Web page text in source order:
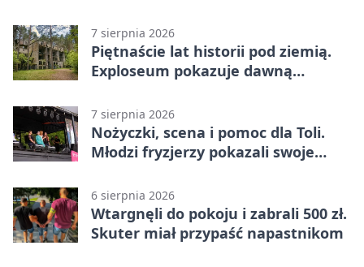
7 sierpnia 2026
Piętnaście lat historii pod ziemią.
Exploseum pokazuje dawną
7 sierpnia 2026
Nożyczki, scena i pomoc dla Toli.
Młodzi fryzjerzy pokazali swoje
6 sierpnia 2026
Wtargnęli do pokoju i zabrali 500 zł.
Skuter miał przypaść napastnikom